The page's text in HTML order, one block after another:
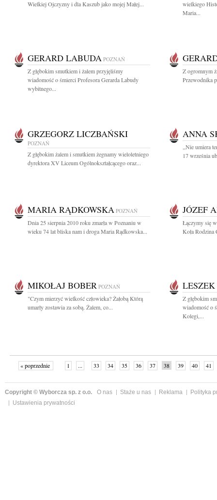
Wielkiej Ojczyzny i dla Kaszub jako mojej Małej...
wielkiego
Maria...
GERARD LABUDA POZNAŃ
Z głębokim smutkiem i żalem przyjęliśmy
wiadomość o śmierci Profesora Gerarda Labudy
wybitnego...
Z ogromnym
Przewodnika
GRZEGORZ LICZBAŃSKI
POZNAŃ
Z głębokim żalem i smutkiem żegnamy wieloletniego
dyrektora XV Liceum Ogólnokształcącego oraz...
ANNA
,,Nie umiera
17 września
MARIA RĄDKOWSKA POZNAŃ
Dnia 25 sierpnia 2010 roku zmarła w Poznaniu w
wieku 74 lat bliska nam i droga Maria Rądkowska...
JÓZEF
Łączymy się
Koła
MIKOŁAJ BOBER POZNAŃ
"Czym mierzyć wielkość człowieka? Żałobą Którą
umarły zostawia za sobą. Żalem, co...
Z głębokim
wiadomość o
Kolegi,...
« poprzednie 1 ... 33 34 35 36 37 38 39 40
41
Copyright © Wyborcza sp. z o.o. O nas Staże u nas Reklama
Polityka
Ustawienia prywatności